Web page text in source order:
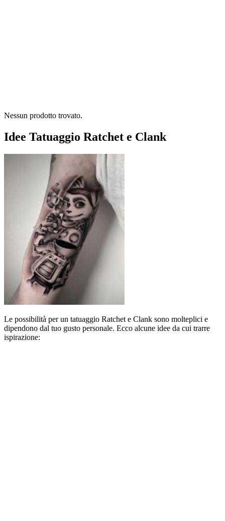
Nessun prodotto trovato.
Idee Tatuaggio Ratchet e Clank
Le possibilità per un tatuaggio Ratchet e Clank sono molteplici e
dipendono dal tuo gusto personale. Ecco alcune idee da cui trarre
ispirazione: